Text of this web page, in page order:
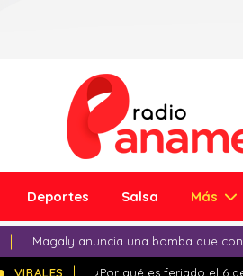
Deportes Salsa Más
Magaly anuncia una bomba que
VIRALES ¿Por qué es feriado el 6